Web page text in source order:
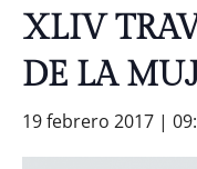
XLIV
DE LA
19 febrero 2017 |